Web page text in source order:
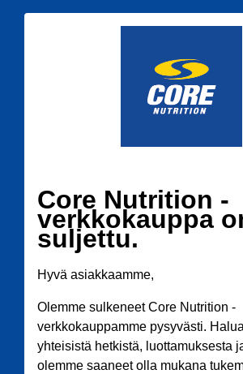
Core Nutrition -
verkkokauppa
suljettu.
Hyvä asiakkaamme,
Olemme sulkeneet Core Nutrition -
verkkokauppamme pysyvästi.
yhteisistä hetkistä, luottamuksesta
olemme saaneet olla mukana